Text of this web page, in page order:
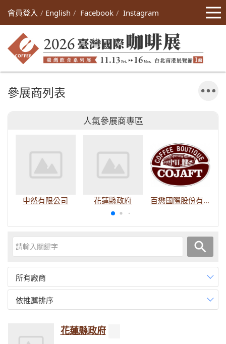
會員登入 English Facebook Instagram
參展商列表
人氣參展商專區
申然有限公司 花蓮縣政府 百懋國際股份有限公司
所有廠商
依推薦排序
花蓮縣政府